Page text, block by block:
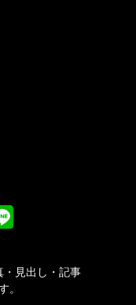
・見出し・記事
。